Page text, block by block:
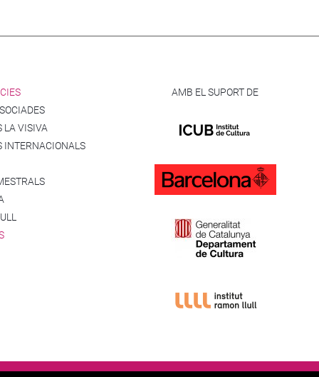
LA VISIVA
INTERNACIONALS
AMB EL SUPORT DE